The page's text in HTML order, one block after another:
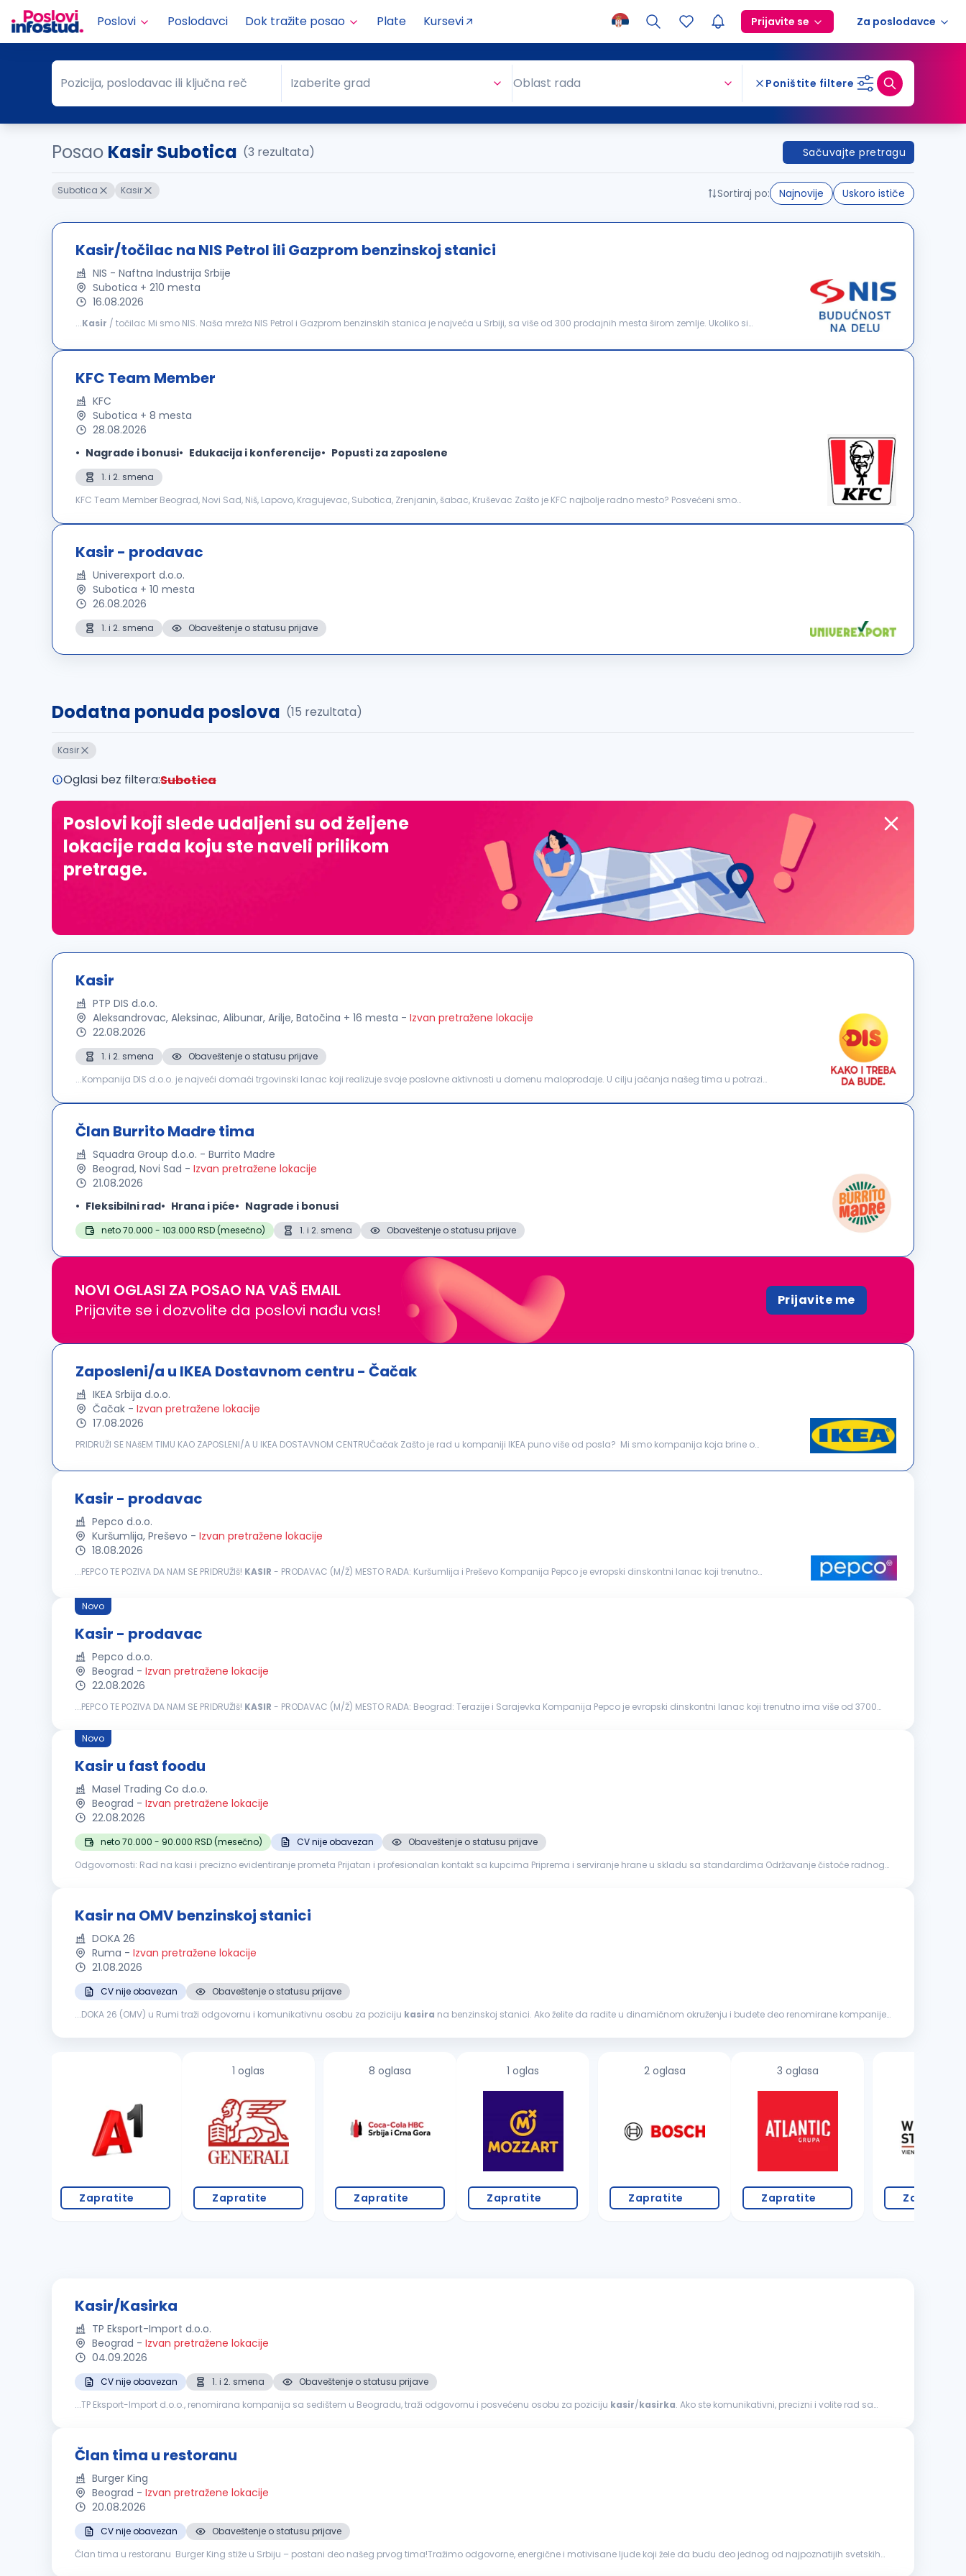
Poslovi Poslodavci Dok tražite posao Plate Kursevi Prijavite se Za poslodavce
Pozicija, poslodavac ili ključna reč
Pozicija, poslodavac ili ključna reč Grad
Izaberite grad Oblast rada Poništite filtere
Posao Kasir Subotica (3 rezultata) Sačuvajte pretragu
Subotica Kasir Sortiraj po: Najnovije Uskoro ističe
Kasir/točilac na NIS Petrol ili Gazprom benzinskoj stanici
NIS - Naftna Industrija Srbije
Subotica + 210 mesta
16.08.2026
...Kasir / točilac Mi smo NIS. Naša mreža NIS Petrol i Gazprom benzinskih stanica je najveća u Srbiji, sa više od 300 prodajnih mesta širom zemlje. Ukoliko si
KFC Team Member
KFC
Subotica + 8 mesta
28.08.2026
Nagrade i bonusi
Edukacija i konferencije Popusti za zaposlene
1. i 2. smena
KFC Team Member Beograd, Novi Sad, Niš, Lapovo, Kragujevac, Subotica, Zrenjanin, šabac, Kruševac Zašto je KFC najbolje radno mesto? Posvećeni smo
Kasir - prodavac
Univerexport d.o.o.
Subotica + 10 mesta
26.08.2026
1. i 2. smena Obaveštenje o statusu prijave
Dodatna ponuda poslova (15 rezultata)
Kasir
Oglasi bez filtera:Subotica
Poslovi koji slede udaljeni su od željene
lokacije rada koju ste naveli prilikom
pretrage.
Kasir
PTP DIS d.o.o.
Aleksandrovac, Aleksinac, Alibunar, Arilje, Batočina + 16 mesta - Izvan pretražene lokacije
22.08.2026
1. i 2. smena
Obaveštenje o statusu prijave
...Kompanija DIS d.o.o. je najveći domaći trgovinski lanac koji realizuje svoje poslovne aktivnosti u domenu maloprodaje. U cilju jačanja našeg tima u potrazi
Član Burrito Madre tima
Squadra Group d.o.o. - Burrito Madre
Beograd, Novi Sad - Izvan pretražene lokacije
21.08.2026
Fleksibilni rad
Hrana i piće Nagrade i bonusi
neto 70.000 - 103.000 RSD (mesečno) 1. i 2. smena Obaveštenje o statusu prijave
NOVI OGLASI ZA POSAO NA VAŠ EMAIL
Prijavite se i dozvolite da poslovi nađu vas!
Prijavite me
Zaposleni/a u IKEA Dostavnom centru - Čačak
IKEA Srbija d.o.o.
Čačak - Izvan pretražene lokacije
17.08.2026
PRIDRUŽI SE NAšEM TIMU KAO ZAPOSLENI/A U IKEA DOSTAVNOM CENTRUČačak Zašto je rad u kompaniji IKEA puno više od posla? Mi smo kompanija koja brine o
Kasir - prodavac
Pepco d.o.o.
Kuršumlija, Preševo - Izvan pretražene lokacije
18.08.2026
...PEPCO TE POZIVA DA NAM SE PRIDRUŽIš! KASIR - PRODAVAC (M/Ž) MESTO RADA: Kuršumlija i Preševo Kompanija Pepco je evropski dinskontni lanac koji trenutno
Novo
Kasir - prodavac
Pepco d.o.o.
Beograd - Izvan pretražene lokacije
22.08.2026
...PEPCO TE POZIVA DA NAM SE PRIDRUŽIš! KASIR - PRODAVAC (M/Ž) MESTO RADA: Beograd: Terazije i Sarajevka Kompanija Pepco je evropski dinskontni lanac koji trenutno ima više od 3700
Novo
Kasir u fast foodu
Masel Trading Co d.o.o.
Beograd - Izvan pretražene lokacije
22.08.2026
neto 70.000 - 90.000 RSD (mesečno) CV nije obavezan
Obaveštenje o statusu prijave
Odgovornosti: Rad na kasi i precizno evidentiranje prometa Prijatan i profesionalan kontakt sa kupcima Priprema i serviranje hrane u skladu sa standardima Održavanje čistoće radnog
Kasir na OMV benzinskoj stanici
DOKA 26
Ruma - Izvan pretražene lokacije
21.08.2026
CV nije obavezan
Obaveštenje o statusu prijave
...DOKA 26 (OMV) u Rumi traži odgovornu i komunikativnu osobu za poziciju kasira na benzinskoj stanici. Ako želite da radite u dinamičnom okruženju i budete deo renomirane kompanije
Zapratite
1 oglas
Zapratite
8 oglasa
Zapratite
1 oglas
Zapratite
2 oglasa
Zapratite
3 oglasa
Zapratite Zapratite
Kasir/Kasirka
TP Eksport-Import d.o.o.
Beograd - Izvan pretražene lokacije
04.09.2026
CV nije obavezan 1. i 2. smena
Obaveštenje o statusu prijave
...TP Eksport-Import d.o.o., renomirana kompanija sa sedištem u Beogradu, traži odgovornu i posvećenu osobu za poziciju kasir/kasirka. Ako ste komunikativni, precizni i volite rad sa
Član tima u restoranu
Burger King
Beograd - Izvan pretražene lokacije
20.08.2026
CV nije obavezan
Obaveštenje o statusu prijave
Član tima u restoranu Burger King stiže u Srbiju – postani deo našeg prvog tima!Tražimo odgovorne, energične i motivisane ljude koji žele da budu deo jednog od najpoznatijih svetskih